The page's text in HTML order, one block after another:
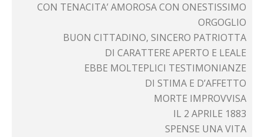
CON TENACITA’ AMOROSA CON ONESTISSIMO
ORGOGLIO
BUON CITTADINO, SINCERO PATRIOTTA
DI CARATTERE APERTO E LEALE
EBBE MOLTEPLICI TESTIMONIANZE
DI STIMA E D’AFFETTO
MORTE IMPROVVISA
IL 2 APRILE 1883
SPENSE UNA VITA